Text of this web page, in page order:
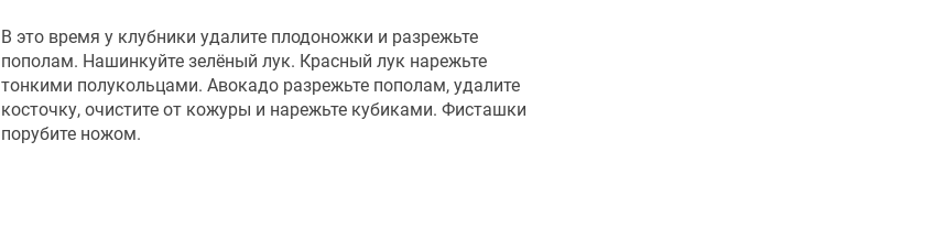
В это время у клубники удалите плодоножки и разрежьте
пополам. Нашинкуйте зелёный лук. Красный лук нарежьте
тонкими полукольцами. Авокадо разрежьте пополам, удалите
косточку, очистите от кожуры и нарежьте кубиками. Фисташки
порубите ножом.